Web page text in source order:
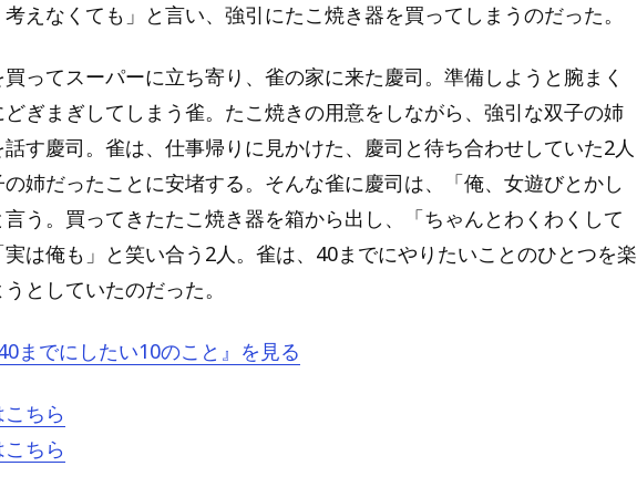
えなくても」と言い、強引にたこ焼き器を買ってしまうのだった。
ってスーパーに立ち寄り、雀の家に来た慶司。準備しようと腕まく
どぎまぎしてしまう雀。たこ焼きの用意をしながら、強引な双子の姉
す慶司。雀は、仕事帰りに見かけた、慶司と待ち合わせしていた2人
姉だったことに安堵する。そんな雀に慶司は、「俺、女遊びとかし
言う。買ってきたたこ焼き器を箱から出し、「ちゃんとわくわくして
実は俺も」と笑い合う2人。雀は、40までにやりたいことのひとつを楽
としていたのだった。
までにしたい10のこと』を見る
ちら
ちら